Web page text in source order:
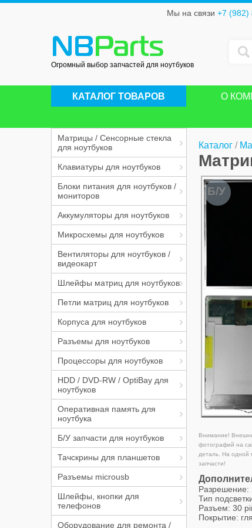
Мы на связи +7 (982)
NB Parts
Огромный выбор запчастей для ноутбуков
КАТАЛОГ ТОВАРОВ О
Матрицы / Сенсорные стекла
для ноутбуков
Клавиатуры для ноутбуков
Блоки питания для ноутбуков /
мониторов
Аккумуляторы для ноутбуков
Микросхемы для ноутбуков
Вентиляторы для ноутбуков /
видеокарт
Шлейфы матриц для ноутбуков
Петли матриц для ноутбуков
Корпуса для ноутбуков
Разъемы для ноутбуков
Процессоры для ноутбуков
HDD / DVD-RW / OptiBay для
ноутбуков
Оперативная память для
ноутбука
Б/У запчасти для ноутбуков
Тачскрины для планшетов
Разъемы microusb
Шлейфы, кнопки для
телефонов
Оборудование для ремонта /
Каталог /
Б/У
Внимание!
фотографий на
деталь. На одной
запчасти!
Разрешение:
Тип
Разъем: 30
Покрытие: